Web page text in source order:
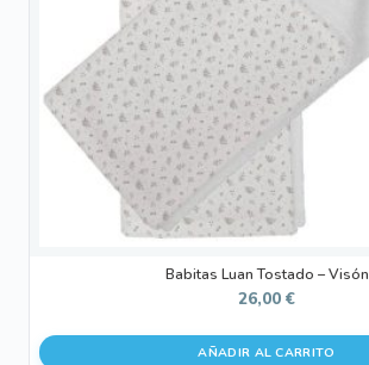
Babitas Luan Tostado – Visón
26,00 €
AÑADIR AL CARRITO